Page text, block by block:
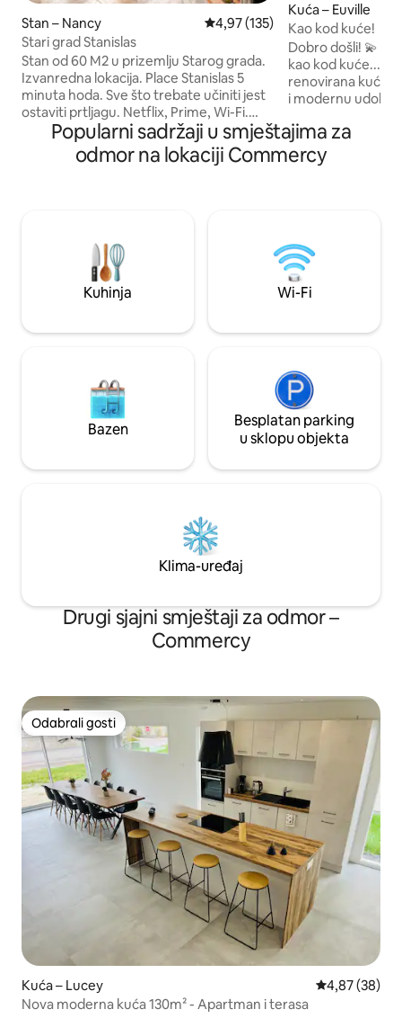
Stan – Nancy Prosječna ocjena: 4,97/5,
4,97 (135)
Stari grad Stanislas
Stan od 60 M2 u prizemlju Starog grada.
Izvanredna lokacija. Place Stanislas 5
minuta hoda. Sve što trebate učiniti jest
ostaviti prtljagu. Netflix, Prime, Wi-Fi.
Pješačka zona, međutim, postoje
parkirališna mjesta na ulicama u
neposrednoj blizini ili privatna parkirališta
Zabranjene su zabave. Profili s
recenzijama ++ obavezni za prihvaćanje
Kuća – Euville
Kao kod kuće!
Dobro došli! 💫 Ovdje ćete se osjećati
kao kod kuće... ali
renovirana kuća
i modernu
biste se opustili ili
područje, ovdje
u kojem možete
(30 min).
Popularni sadržaji u smještajima za
odmor na lokaciji Commercy
Kuhinja Wi-Fi
Bazen
Besplatan parking
u sklopu objekta
Klima-uređaj
Drugi sjajni smještaji za odmor –
Commercy
Odabrali gosti
Odabrali gosti
Kuća – Lucey Prosječna
4,87 (38)
Nova moderna kuća 130m² - Apartman i terasa